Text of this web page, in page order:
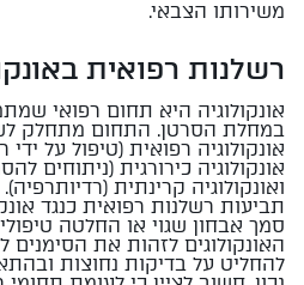
משירותו הצבאי.
רשלנות רפואית
אונקולוגיה היא תחום רפואי
במחלת הסרטן. התחום מתחלק
אונקולוגיה רפואית (טיפול על ידי
אונקולוגיה כירורגית (ניתוחים
ואונקולוגיה קרינתית
תביעות רשלנות רפואית כנגד
סמך אבחון שגוי או החלטה
האונקולוגים לזהות את הסימנים
להחליט על בדיקות נחוצות